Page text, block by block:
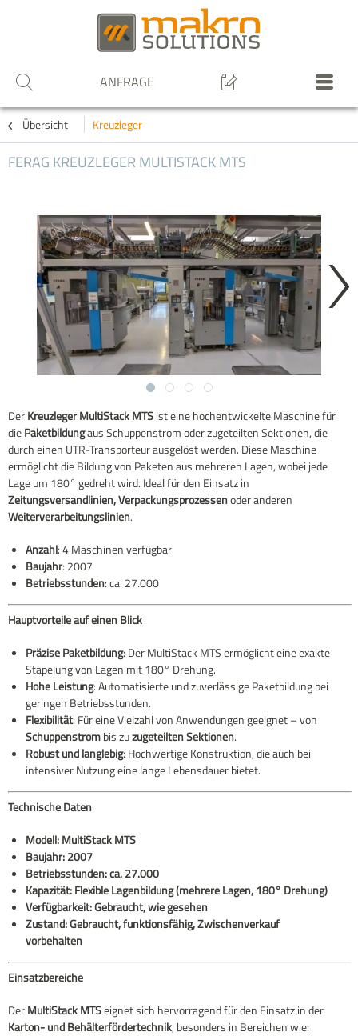
ANFRAGE
Übersicht Kreuzleger
FERAG KREUZLEGER MULTISTACK MTS
DerKreuzleger MultiStack MTSist eine hochentwickelte Maschine für
diePaketbildungaus Schuppenstrom oder zugeteilten Sektionen, die
durch einen UTR-Transporteur ausgelöst werden. Diese Maschine
ermöglicht die Bildung von Paketen aus mehreren Lagen, wobei jede
Lage um 180° gedreht wird. Ideal für den Einsatz in
Zeitungsversandlinien, Verpackungsprozessenoder anderen
Weiterverarbeitungslinien.
Anzahl: 4 Maschinen verfügbar
Baujahr: 2007
Betriebsstunden: ca. 27.000
Hauptvorteile auf einen Blick
Präzise Paketbildung: Der MultiStack MTS ermöglicht eine exakte
Stapelung von Lagen mit 180° Drehung.
Hohe Leistung: Automatisierte und zuverlässige Paketbildung bei
geringen Betriebsstunden.
Flexibilität: Für eine Vielzahl von Anwendungen geeignet – von
Schuppenstrombis zuzugeteilten Sektionen.
Robust und langlebig: Hochwertige Konstruktion, die auch bei
intensiver Nutzung eine lange Lebensdauer bietet.
Technische Daten
Modell: MultiStack MTS
Baujahr: 2007
Betriebsstunden: ca. 27.000
Kapazität: Flexible Lagenbildung (mehrere Lagen, 180° Drehung)
Verfügbarkeit: Gebraucht, wie gesehen
Zustand: Gebraucht, funktionsfähig, Zwischenverkauf
vorbehalten
Einsatzbereiche
DerMultiStack MTSeignet sich hervorragend für den Einsatz in der
Karton- und Behälterfördertechnik, besonders in Bereichen wie: